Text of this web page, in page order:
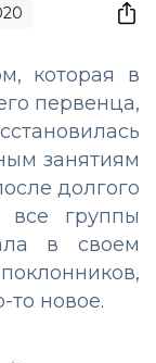
которая в
первенца,
занятиям
долгого
все группы
в своем
то новое.